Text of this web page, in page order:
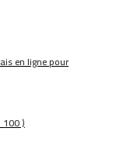
en ligne pour
)